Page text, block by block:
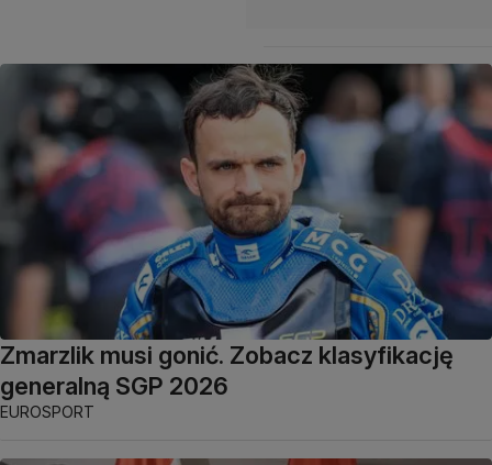
Zmarzlik musi gonić. Zobacz klasyfikację
generalną SGP 2026
EUROSPORT